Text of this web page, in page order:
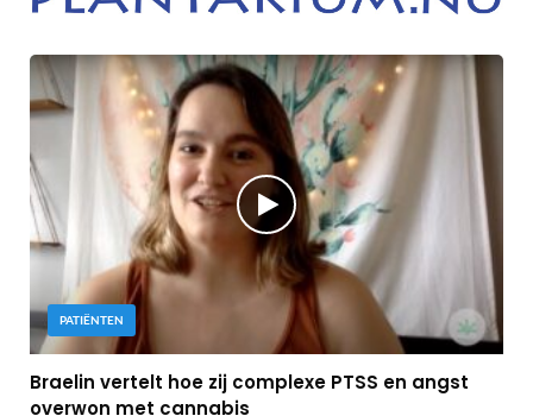
PATIËNTEN
Braelin vertelt hoe zij complexe PTSS en angst
overwon met cannabis